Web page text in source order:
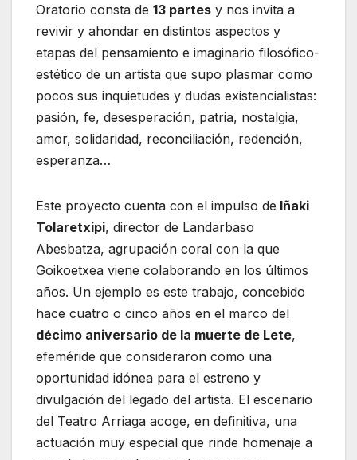
Oratorio consta de 13 partes y nos invita a
revivir y ahondar en distintos aspectos y
etapas del pensamiento e imaginario filosófico-
estético de un artista que supo plasmar como
pocos sus inquietudes y dudas existencialistas:
pasión, fe, desesperación, patria, nostalgia,
amor, solidaridad, reconciliación, redención,
esperanza…
Este proyecto cuenta con el impulso de Iñaki
Tolaretxipi, director de Landarbaso
Abesbatza, agrupación coral con la que
Goikoetxea viene colaborando en los últimos
años. Un ejemplo es este trabajo, concebido
hace cuatro o cinco años en el marco del
décimo aniversario de la muerte de Lete,
efeméride que consideraron como una
oportunidad idónea para el estreno y
divulgación del legado del artista. El escenario
del Teatro Arriaga acoge, en definitiva, una
actuación muy especial que rinde homenaje a